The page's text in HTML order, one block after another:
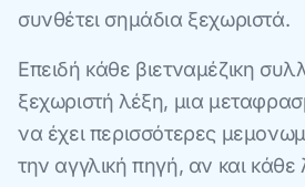
συνθέτει σημάδια ξεχωριστά.
Επειδή κάθε βιετναμέζικη
ξεχωριστή λέξη, μια
να έχει περισσότερες
την αγγλική πηγή, αν και κάθε